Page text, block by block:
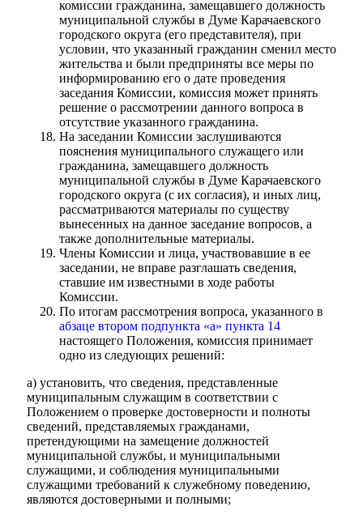
комиссии гражданина, замещавшего должность
муниципальной службы в Думе Карачаевского
городского округа (его представителя), при
условии, что указанный гражданин сменил место
жительства и были предприняты все меры по
информированию его о дате проведения
заседания Комиссии, комиссия может принять
решение о рассмотрении данного вопроса в
отсутствие указанного гражданина.
На заседании Комиссии заслушиваются
пояснения муниципального служащего или
гражданина, замещавшего должность
муниципальной службы в Думе Карачаевского
городского округа (с их согласия), и иных лиц,
рассматриваются материалы по существу
вынесенных на данное заседание вопросов, а
также дополнительные материалы.
Члены Комиссии и лица, участвовавшие в ее
заседании, не вправе разглашать сведения,
ставшие им известными в ходе работы
Комиссии.
По итогам рассмотрения вопроса, указанного в
абзаце втором подпункта «а» пункта 14
настоящего Положения, комиссия принимает
одно из следующих решений:
а) установить, что сведения, представленные
муниципальным служащим в соответствии с
Положением о проверке достоверности и полноты
сведений, представляемых гражданами,
претендующими на замещение должностей
муниципальной службы, и муниципальными
служащими, и соблюдения муниципальными
служащими требований к служебному поведению,
являются достоверными и полными;